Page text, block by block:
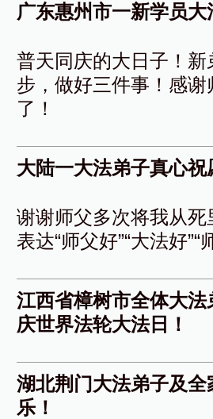
广东惠州市一新学员
普天同庆的大日子！
步，做好三件事！感
了！
大陆一大法弟子真心
谢谢师父多次将我从
表达“师父好”“大法好”“
江西省樟树市全体大
庆世界法轮大法日！
湖北荆门大法弟子及
乐！